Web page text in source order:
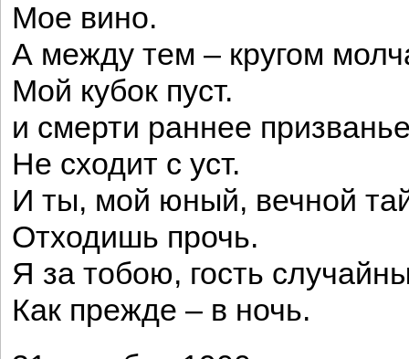
Мое вино.
А между тем – кругом
Мой кубок пуст.
и смерти раннее
Не сходит с уст.
И ты, мой юный, вечной
Отходишь прочь.
Я за тобою, гость
Как прежде – в ночь.